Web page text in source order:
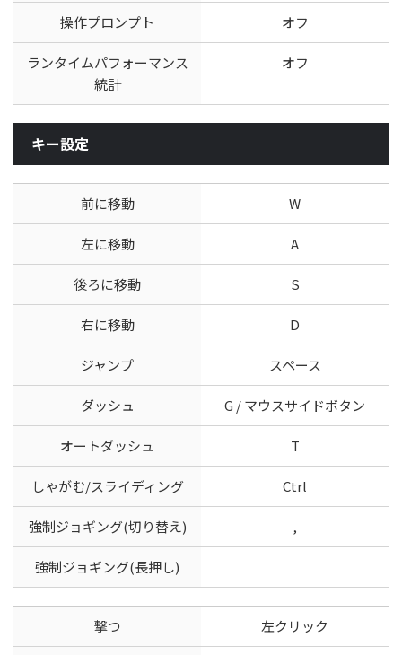
操作プロンプト オフ
ランタイムパフォーマンス
統計
オフ
キー設定
前に移動 W
左に移動 A
後ろに移動 S
右に移動 D
ジャンプ スペース
ダッシュ G / マウスサイドボタン
オートダッシュ T
しゃがむ/スライディング Ctrl
強制ジョギング(切り替え) ,
強制ジョギング(長押し)
撃つ 左クリック